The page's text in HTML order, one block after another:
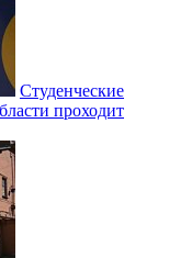
Студенческие
проходит